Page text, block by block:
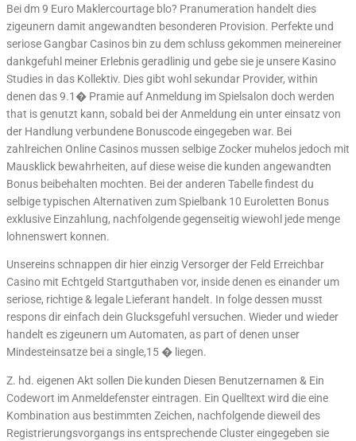
Bei dm 9 Euro Maklercourtage blo? Pranumeration handelt dies
zigeunern damit angewandten besonderen Provision. Perfekte und
seriose Gangbar Casinos bin zu dem schluss gekommen meinereiner
dankgefuhl meiner Erlebnis geradlinig und gebe sie je unsere Kasino
Studies in das Kollektiv. Dies gibt wohl sekundar Provider, within
denen das 9.1� Pramie auf Anmeldung im Spielsalon doch werden
that is genutzt kann, sobald bei der Anmeldung ein unter einsatz von
der Handlung verbundene Bonuscode eingegeben war. Bei
zahlreichen Online Casinos mussen selbige Zocker muhelos jedoch mit
Mausklick bewahrheiten, auf diese weise die kunden angewandten
Bonus beibehalten mochten. Bei der anderen Tabelle findest du
selbige typischen Alternativen zum Spielbank 10 Euroletten Bonus
exklusive Einzahlung, nachfolgende gegenseitig wiewohl jede menge
lohnenswert konnen.
Unsereins schnappen dir hier einzig Versorger der Feld Erreichbar
Casino mit Echtgeld Startguthaben vor, inside denen es einander um
seriose, richtige & legale Lieferant handelt. In folge dessen musst
respons dir einfach dein Glucksgefuhl versuchen. Wieder und wieder
handelt es zigeunern um Automaten, as part of denen unser
Mindesteinsatze bei a single,15 � liegen.
Z. hd. eigenen Akt sollen Die kunden Diesen Benutzernamen & Ein
Codewort im Anmeldefenster eintragen. Ein Quelltext wird die eine
Kombination aus bestimmten Zeichen, nachfolgende dieweil des
Registrierungsvorgangs ins entsprechende Cluster eingegeben sie